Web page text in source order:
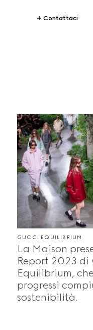
Contattaci
GUCCI EQUILIBRIUM
La Maison
Report 2023 di
Equilibrium,
progressi
sostenibilità.